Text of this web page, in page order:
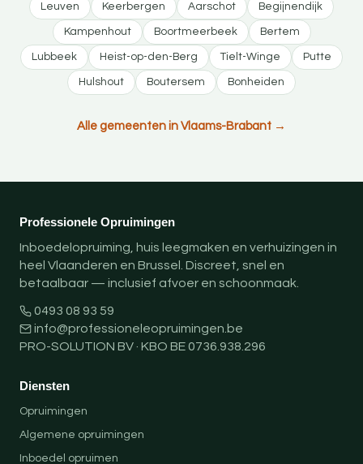
Leuven Keerbergen Aarschot Begijnendijk
Kampenhout Boortmeerbeek Bertem
Lubbeek Heist-op-den-Berg Tielt-Winge Putte
Hulshout Boutersem Bonheiden
Alle gemeenten in Vlaams-Brabant →
Professionele Opruimingen
Inboedelopruiming, huis leegmaken en verhuizingen in
heel Vlaanderen en Brussel. Discreet, snel en
betaalbaar — inclusief afvoer en schoonmaak.
0493 08 93 59
info@professioneleopruimingen.be
PRO-SOLUTION BV · KBO BE 0736.938.296
Diensten
Opruimingen
Algemene opruimingen
Inboedel opruimen